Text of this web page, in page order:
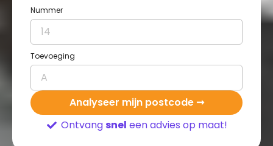
Nummer
Toevoeging
Analyseer mijn postcode ➞
Ontvang snel een advies op maat!